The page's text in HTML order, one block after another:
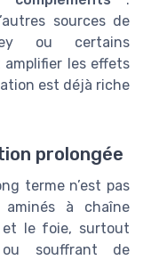
sources de
ou certains
les effets
est déjà riche
prolongée
terme n’est pas
aminés à chaîne
et le foie, surtout
ou souffrant de